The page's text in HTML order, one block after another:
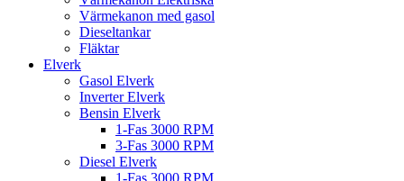
Värmekanon med gasol
Dieseltankar
Fläktar
Elverk
Gasol Elverk
Inverter Elverk
Bensin Elverk
1-Fas 3000 RPM
3-Fas 3000 RPM
Diesel Elverk
1-Fas 3000 RPM